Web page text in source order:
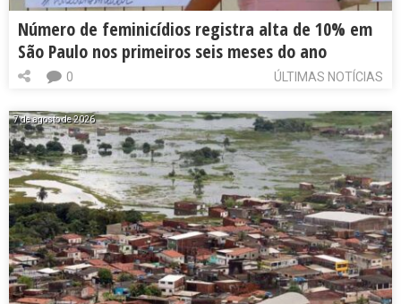
Número de feminicídios registra alta de 10% em
São Paulo nos primeiros seis meses do ano
ÚLTIMAS NOTÍCIAS
0
7 de agosto de 2026